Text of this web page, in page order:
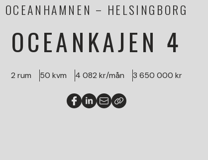
OCEANKAJEN 4
OCEANHAMNEN HELSINGBORG
2 rum 50 kvm 4 082 kr/mån 3 650 000 kr